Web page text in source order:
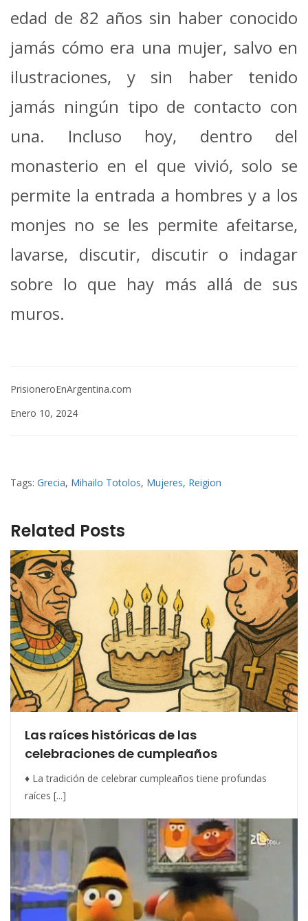
edad de 82 años sin haber conocido
jamás cómo era una mujer, salvo en
ilustraciones, y sin haber tenido
jamás ningún tipo de contacto con
una. Incluso hoy, dentro del
monasterio en el que vivió, solo se
permite la entrada a hombres y a los
monjes no se les permite afeitarse,
lavarse, discutir, discutir o indagar
sobre lo que hay más allá de sus
muros.
PrisioneroEnArgentina.com
Enero 10, 2024
Tags: Grecia, Mihailo Totolos, Mujeres, Reigion
Related Posts
Las raíces históricas de las
celebraciones de cumpleaños
♦ La tradición de celebrar cumpleaños tiene profundas
raíces [...]